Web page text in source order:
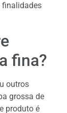
finalidades
fina?
outros
grossa de
produto é